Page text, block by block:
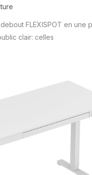
FLEXISPOT en une
clair: celles